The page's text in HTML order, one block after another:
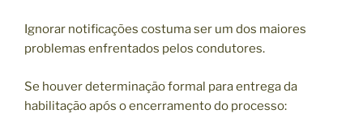
Ignorar notificações costuma ser um dos maiores
problemas enfrentados pelos condutores.
Se houver determinação formal para entrega da
habilitação após o encerramento do processo: